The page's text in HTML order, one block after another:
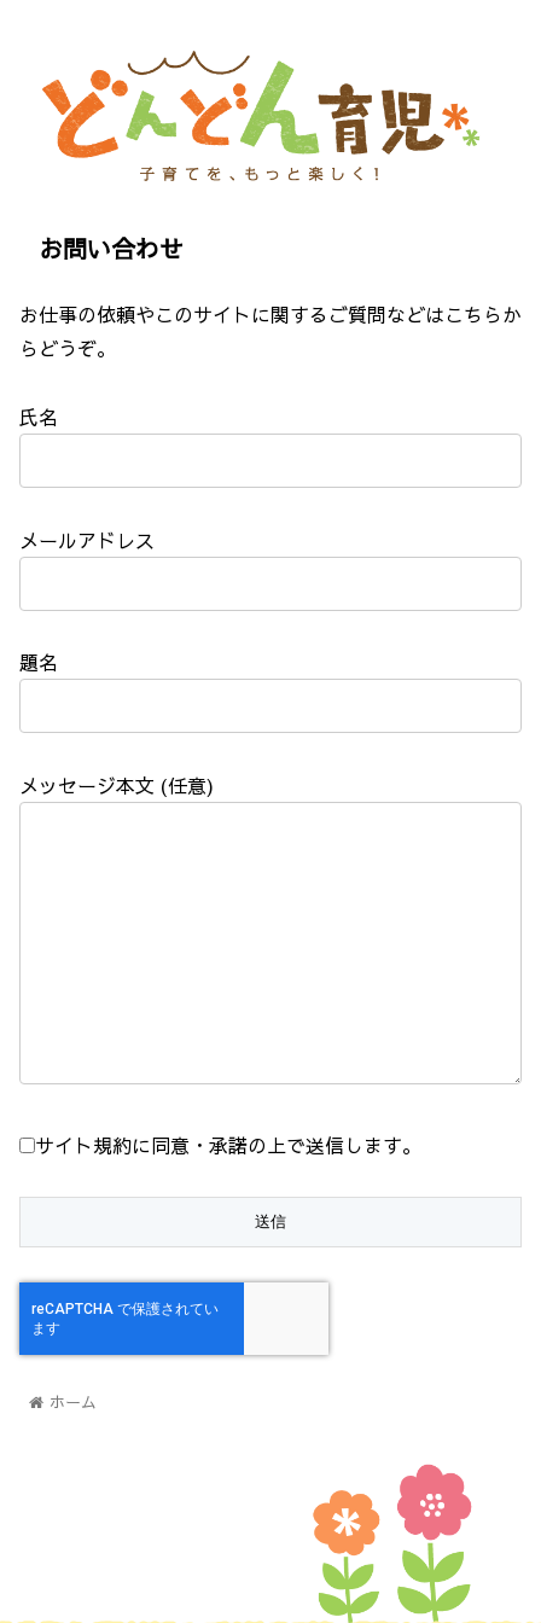
お問い合わせ
お仕事の依頼やこのサイトに関するご質問などはこちらか
らどうぞ。
氏名
メールアドレス
題名
メッセージ本文 (任意)
サイト規約に同意・承諾の上で送信します。
ホーム